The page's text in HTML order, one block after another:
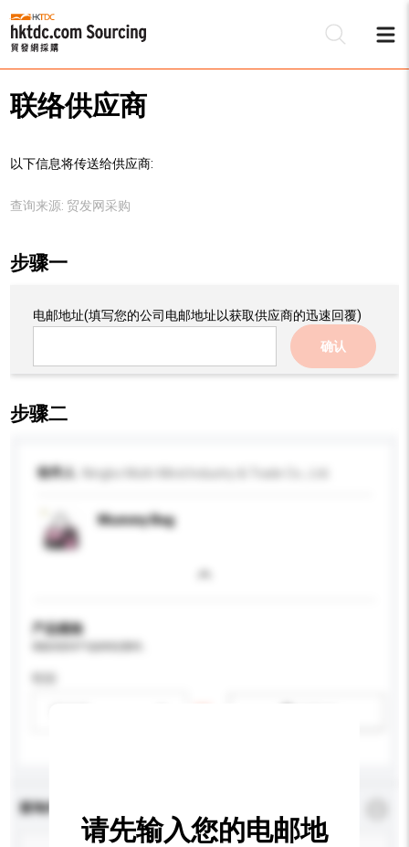
联络供应商
以下信息将传送给供应商:
查询来源: 贸发网采购
步骤一
电邮地址(填写您的公司电邮地址以获取供应商的迅速回覆)
确认
步骤二
收件人
Mummy Bag
产品规格
查询内容
请先输入您的电邮地